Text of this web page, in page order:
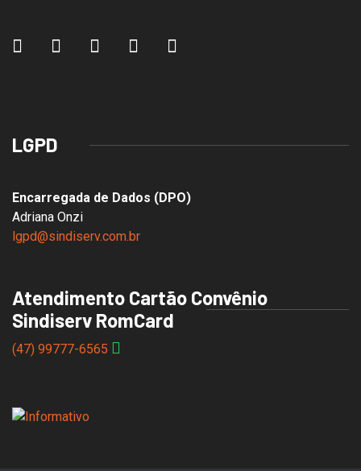
LGPD
Encarregada de Dados (DPO)
Adriana Onzi
lgpd@sindiserv.com.br
Atendimento Cartão Convênio
Sindiserv RomCard
(47) 99777-6565